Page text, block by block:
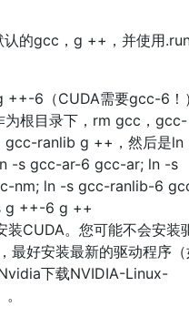
认的gcc，g ++，并使用
++-6（CUDA需要gcc-6！
根目录下，rm gcc，gcc-
gcc-ranlib g ++，然后是ln
-s gcc-ar-6 gcc-ar; ln -s
nm; ln -s gcc-ranlib-6
g ++-6 g ++
装CUDA。您可能不会安装
最好安装最新的驱动程序
下载NVIDIA-Linux-